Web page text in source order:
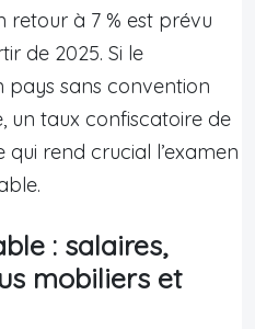
retour à 7 % est prévu
de 2025. Si le
pays sans convention
un taux confiscatoire de
qui rend crucial l’examen
: salaires,
mobiliers et